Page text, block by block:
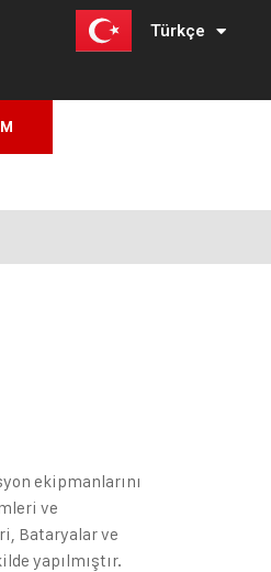
Türkçe
English
ekipmanlarını
ve
Bataryalar ve
yapılmıştır.